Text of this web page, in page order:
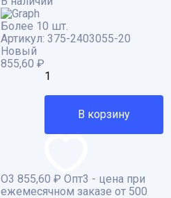
Более 10 шт.
Артикул: 375-2403055-20
Новый
855,60 ₽
В корзину
О3 855,60 ₽ Опт3 - цена при
ежемесячном заказе от 500